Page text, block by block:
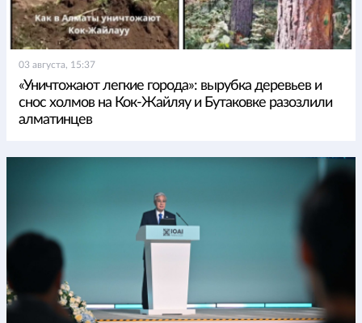
03 августа, 15:37
«Уничтожают легкие города»: вырубка деревьев и
снос холмов на Кок-Жайляу и Бутаковке разозлили
алматинцев